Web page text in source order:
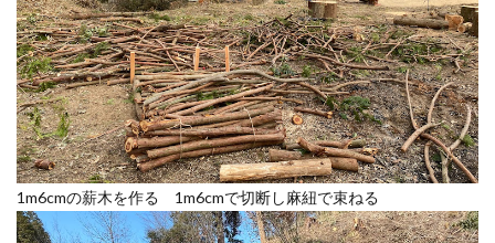
1m6cmの薪木を作る 1m6cmで切断し麻紐で束ねる